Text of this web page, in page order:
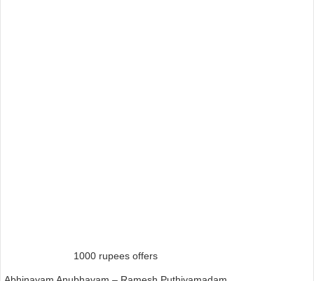
1000 rupees offers